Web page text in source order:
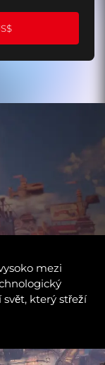
mezi
který střeží